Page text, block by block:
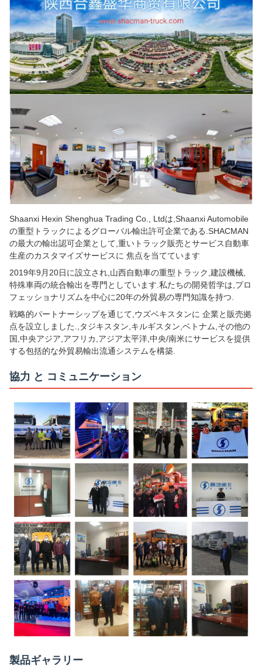
Shaanxi Hexin Shenghua Trading Co., Ltdは,Shaanxi Automobile
の重型トラックによるグローバル輸出許可企業である.SHACMAN
の最大の輸出認可企業として,重いトラック販売とサービス自動車
生産のカスタマイズサービスに 焦点を当てています
2019年9月20日に設立され,山西自動車の重型トラック,建設機械,
特殊車両の統合輸出を専門としています.私たちの開発哲学は,プロ
フェッショナリズムを中心に20年の外貿易の専門知識を持つ.
戦略的パートナーシップを通じて,ウズベキスタンに 企業と販売拠
点を設立しました.,タジキスタン,キルギスタン,ベトナム,その他の
国,中央アジア,アフリカ,アジア太平洋,中央/南米にサービスを提供
する包括的な外貿易輸出流通システムを構築.
協力 と コミュニケーション
製品ギャラリー